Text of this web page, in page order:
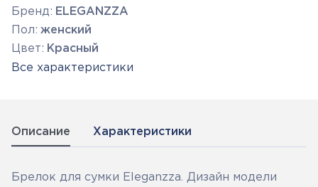
Бренд: ELEGANZZA
Пол: женский
Цвет: Красный
Все характеристики
Описание Характеристики
Брелок для сумки Eleganzza. Дизайн модели